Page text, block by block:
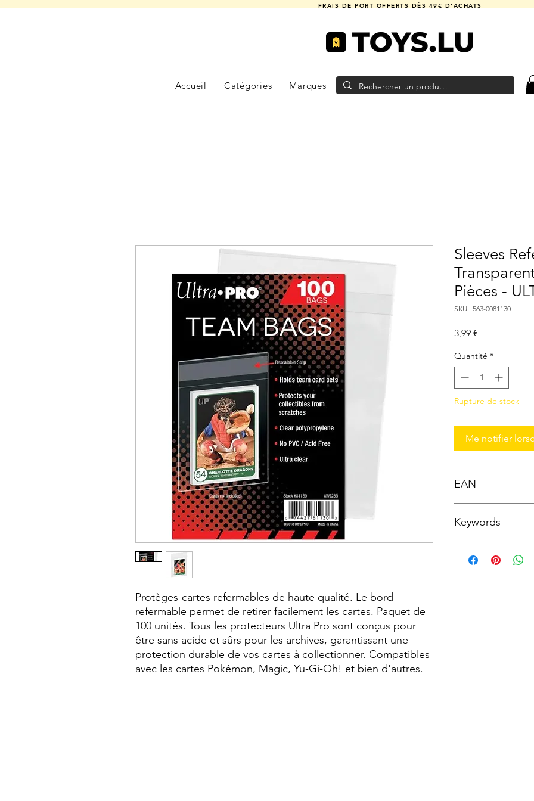
FRAIS DE PORT OFFERTS DÈS 49€ D'ACHATS
Accueil Catégories Marques
Protèges-cartes refermables de haute qualité. Le bord
refermable permet de retirer facilement les cartes. Paquet de
100 unités. Tous les protecteurs Ultra Pro sont conçus pour
être sans acide et sûrs pour les archives, garantissant une
protection durable de vos cartes à collectionner. Compatibles
avec les cartes Pokémon, Magic, Yu-Gi-Oh! et bien d'autres.
Sleeves
Pièces -
SKU : 563-0081130
3,99 €
Quantité *
Rupture de stock
Me notifier
EAN
Keywords
de Protection ;